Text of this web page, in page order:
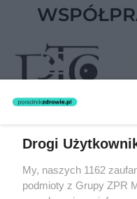
Żaden utwór zamieszczony
rozpowszechniany lub dalej
(w tym także elektroniczny
Drogi
My, naszych 1162
podmioty z Grupy ZPR